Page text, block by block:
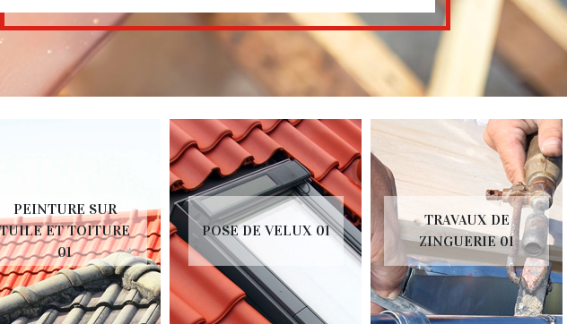
PEINTURE SUR
ET TOITURE
01
POSE DE VELUX 01
TRAVAUX DE
ZINGUERIE 01